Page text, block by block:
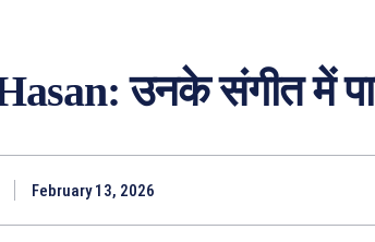
उनके संगीत में
February 13, 2026